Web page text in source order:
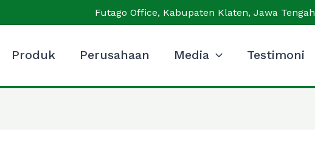
Futago Office, Kabupaten Klaten, Jawa Tengah
Produk Perusahaan Media Testimoni